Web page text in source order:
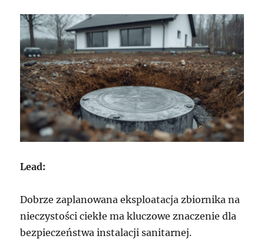
Lead:
Dobrze zaplanowana eksploatacja zbiornika na
nieczystości ciekłe ma kluczowe znaczenie dla
bezpieczeństwa instalacji sanitarnej.